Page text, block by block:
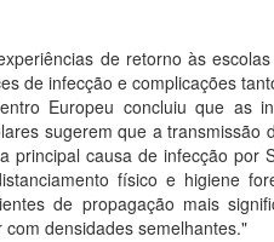
de retorno às
de infecção e complicações
Europeu concluiu que as
sugerem que a transmissão
principal causa de infecção por
físico e higiene
de propagação mais
com densidades semelhantes."